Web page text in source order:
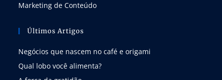
Marketing de Conteúdo
Últimos Artigos
Negócios que nascem no café e origami
Qual lobo você alimenta?